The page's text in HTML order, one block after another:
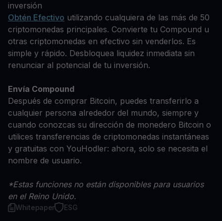
inversión
Obtén Efectivo utilizando cualquiera de las más de 50
criptomonedas principales. Convierte tu Compound u
otras criptomonedas en efectivo sin venderlos. Es
simple y rápido. Desbloquea liquidez inmediata sin
renunciar al potencial de tu inversión.
Envía Compound
Después de comprar Bitcoin, puedes transferirlo a
cualquier persona alrededor del mundo, siempre y
cuando conozcas su dirección de monedero Bitcoin o
utilices transferencias de criptomonedas instantáneas
y gratuitas con YouHodler: ahora, solo se necesita el
nombre de usuario.
*Estas funciones no están disponibles para usuarios
en el Reino Unido.
Whitepaper ESG